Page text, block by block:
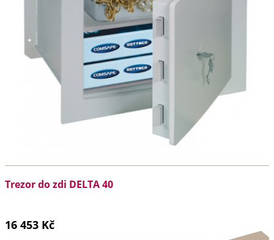
Trezor do zdi DELTA 40
16 453 Kč